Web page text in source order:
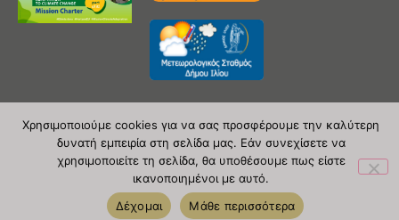
Copyright 2020 © Δήμος Ιλίου
| powered by Evolutionprojects
Χρησιμοποιούμε cookies για να σας προσφέρουμε την καλύτερη
δυνατή εμπειρία στη σελίδα μας. Εάν συνεχίσετε να
χρησιμοποιείτε τη σελίδα, θα υποθέσουμε πως είστε
ικανοποιημένοι με αυτό.
Δέχομαι
Μάθε περισσότερα